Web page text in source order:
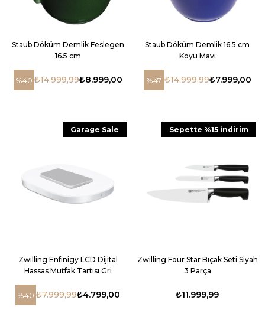
Staub Döküm Demlik Feslegen
16.5 cm
₺8.999,00
₺14.999,99
%40
Staub Döküm Demlik 16.5 cm
Koyu Mavi
₺7.999,00
₺14.999,99
%47
Zwilling Enfinigy LCD Dijital
Hassas Mutfak Tartısı Gri
₺4.799,00
₺7.999,99
%40
Garage Sale
Zwilling Four Star Bıçak Seti Siyah
3 Parça
₺11.999,99
Sepette %15 İndirim